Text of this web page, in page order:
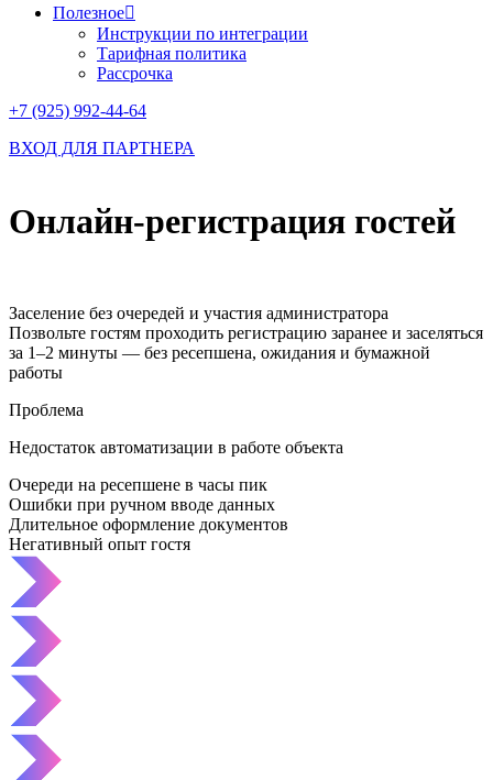
Полезное
Инструкции по интеграции
Тарифная политика
Рассрочка
+7 (925) 992-44-64
ВХОД ДЛЯ ПАРТНЕРА
Онлайн-регистрация гостей
Заселение без очередей и участия администратора
Позвольте гостям проходить регистрацию заранее и заселяться
за 1–2 минуты — без ресепшена, ожидания и бумажной
работы
Проблема
Недостаток автоматизации в работе объекта
Очереди на ресепшене в часы пик
Ошибки при ручном вводе данных
Длительное оформление документов
Негативный опыт гостя